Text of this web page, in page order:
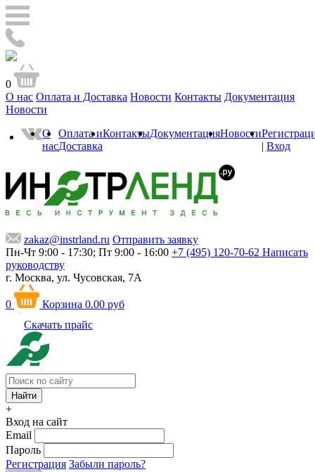
0
О нас Оплата и Доставка Новости Контакты Документация
Новости
О
нас
Оплата и
Доставка
КонтактыДокументацияНовости
| Вход
zakaz@instrland.ru Отправить заявку
Пн-Чт 9:00 - 17:30; Пт 9:00 - 16:00 +7 (495) 120-70-62 Написать
руководству
г. Москва, ул. Чусовская, 7А
0 Корзина 0.00 руб
Скачать прайс
+
Вход на сайт
Email
Пароль
Регистрация Забыли пароль?